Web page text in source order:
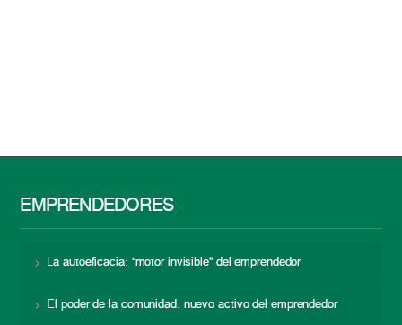
EMPRENDEDORES
La autoeficacia: “motor invisible” del emprendedor
El poder de la comunidad: nuevo activo del emprendedor